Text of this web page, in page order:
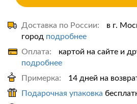
Доставка по России:
в г.
город подробнее
Оплата:
картой на сайте и
подробнее
Примерка:
14 дней на
Подарочная упаковка